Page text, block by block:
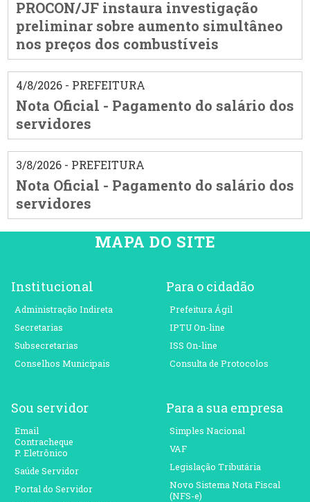
PROCON/JF instaura investigação
preliminar sobre aumento simultâneo
nos preços dos combustíveis
4/8/2026 - PREFEITURA
Nota Oficial - Pagamento do salário dos
servidores
3/8/2026 - PREFEITURA
Nota Oficial - Pagamento do salário dos
servidores
MAPA DO SITE
Institucional
Administração Indireta
Secretarias
Subsecretarias
Conselhos Municipais
Para o cidadão
Prefeitura Ágil
IPTU On-line
ISS On-line
Consulta de Protocolos
Sou servidor
Email
Contracheque
P. Eletrônico
Saúde Servidor
Portal do Servidor
Para a sua empresa
Simples Nacional
VAF
Legislação Tributária
Novo Sistema Nota Fiscal
(NFS-e)